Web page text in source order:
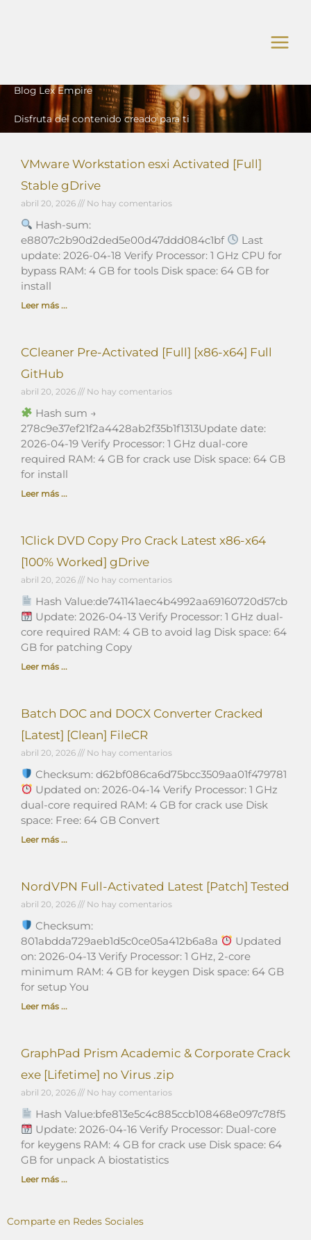
Blog Lex Empire
Disfruta del contenido creado para ti
VMware Workstation esxi Activated [Full]
Stable gDrive
abril 20, 2026 No hay comentarios
Hash-sum:
e8807c2b90d2ded5e00d47ddd084c1bf
Last
update: 2026-04-18 Verify Processor: 1 GHz CPU for
bypass RAM: 4 GB for tools Disk space: 64 GB for
install
Leer más ...
CCleaner Pre-Activated [Full] [x86-x64] Full
GitHub
abril 20, 2026 No hay comentarios
Hash sum →
278c9e37ef21f2a4428ab2f35b1f1313Update date:
2026-04-19 Verify Processor: 1 GHz dual-core
required RAM: 4 GB for crack use Disk space: 64 GB
for install
Leer más ...
1Click DVD Copy Pro Crack Latest x86-x64
[100% Worked] gDrive
abril 20, 2026 No hay comentarios
Hash Value:de741141aec4b4992aa69160720d57cb
Update: 2026-04-13 Verify Processor: 1 GHz dual-
core required RAM: 4 GB to avoid lag Disk space: 64
GB for patching Copy
Leer más ...
Batch DOC and DOCX Converter Cracked
[Latest] [Clean] FileCR
abril 20, 2026 No hay comentarios
Checksum: d62bf086ca6d75bcc3509aa01f479781
Updated on: 2026-04-14 Verify Processor: 1 GHz
dual-core required RAM: 4 GB for crack use Disk
space: Free: 64 GB Convert
Leer más ...
NordVPN Full-Activated Latest [Patch] Tested
abril 20, 2026 No hay comentarios
Checksum:
801abdda729aeb1d5c0ce05a412b6a8a
Updated
on: 2026-04-13 Verify Processor: 1 GHz, 2-core
minimum RAM: 4 GB for keygen Disk space: 64 GB
for setup You
Leer más ...
GraphPad Prism Academic & Corporate Crack
exe [Lifetime] no Virus .zip
abril 20, 2026 No hay comentarios
Hash Value:bfe813e5c4c885ccb108468e097c78f5
Update: 2026-04-16 Verify Processor: Dual-core
for keygens RAM: 4 GB for crack use Disk space: 64
GB for unpack A biostatistics
Leer más ...
Comparte en Redes Sociales